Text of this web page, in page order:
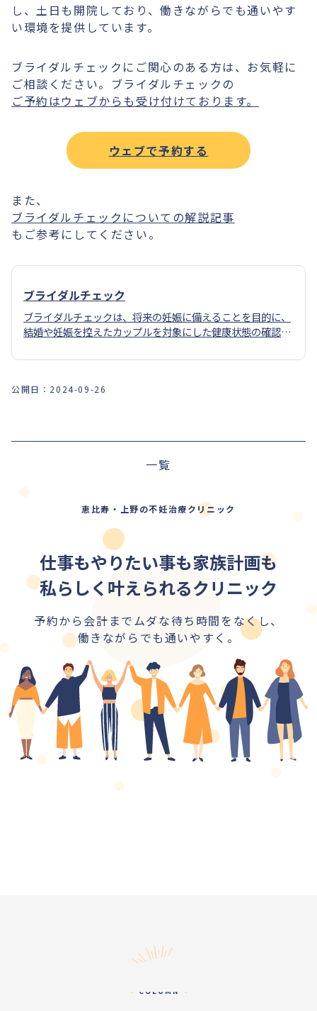
し、土日も開院しており、働きながらでも通いやす
い環境を提供しています。
ブライダルチェックにご関心のある方は、お気軽に
ご相談ください。ブライダルチェックの
ご予約はウェブからも受け付けております。
ウェブで予約する
また、
ブライダルチェックについての解説記事
もご参考にしてください。
ブライダルチェック
ブライダルチェックは、将来の妊娠に備えることを目的に、
結婚や妊娠を控えたカップルを対象にした健康状態の確認の
公開日： 2024-09-26
一覧
恵比寿・上野の不妊治療クリニック
仕事もやりたい事も家族計画も
私らしく叶えられるクリニック
予約から会計までムダな待ち時間をなくし、
働きながらでも通いやすく。
COLUMN